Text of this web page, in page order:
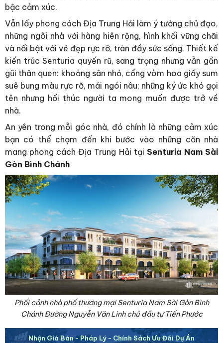
bậc cảm xúc.
Vẫn lấy phong cách Địa Trung Hải làm ý tưởng chủ đạo,
những ngôi nhà với hàng hiên rộng, hình khối vững chãi
và nổi bật với vẻ đẹp rực rỡ, tràn đầy sức sống. Thiết kế
kiến trúc Senturia quyến rũ, sang trọng nhưng vẫn gần
gũi thân quen: khoảng sân nhỏ, cổng vòm hoa giấy sum
suê bung màu rực rỡ, mái ngói nâu; những ký ức khó gọi
tên nhưng hối thúc người ta mong muốn được trở về
nhà.
An yên trong mỗi góc nhà, đó chính là những cảm xúc
bạn có thể chạm đến khi bước vào những căn nhà
mang phong cách Địa Trung Hải tại Senturia Nam Sài
Gòn Bình Chánh
Phối cảnh nhà phố thương mại Senturia Nam Sài Gòn Bình
Chánh Đường Nguyễn Văn Linh chủ đầu tư Tiến Phước
Nhận Giá Bán - Pháp Lý - Chính Sách Ưu Đãi Dự Án